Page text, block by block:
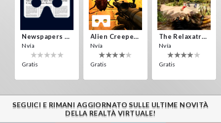
Newspapers Spain VR
Nvía
Gratis
Alien Creepers VR
Nvía
Gratis
The Relaxatron
Nvía
Gratis
SEGUICI E RIMANI AGGIORNATO SULLE ULTIME NOVITÀ
DELLA REALTÀ VIRTUALE!